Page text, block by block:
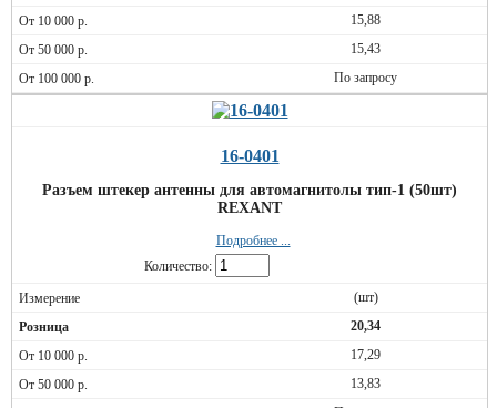
15,88
15,43
По запросу
16-0401
Разъем штекер антенны для автомагнитолы тип-1 (50шт)
REXANT
Подробнее ...
Количество:
(шт)
20,34
17,29
13,83